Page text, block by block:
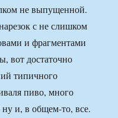
не выпущенной.
с не слишком
и фрагментами
вот достаточно
типичного
пиво, много
и, в общем-то, все.